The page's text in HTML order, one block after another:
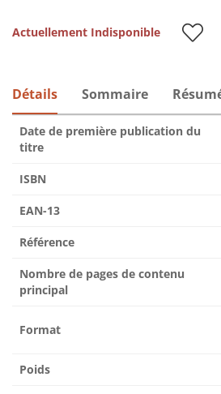
Actuellement Indisponible
Détails Sommaire
Date de première publication du
titre
ISBN
EAN-13
Référence
Nombre de pages de contenu
principal
Format
Poids